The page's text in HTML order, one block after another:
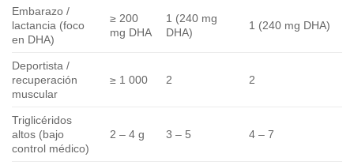
Embarazo /
lactancia (foco
en DHA)
≥ 200
mg DHA
1 (240 mg
DHA)
1 (240 mg DHA)
Deportista /
recuperación
muscular
≥ 1 000 2 2
Triglicéridos
altos (bajo
control médico)
2 – 4 g 3 – 5 4 – 7